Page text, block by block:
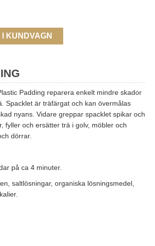
I KUNDVAGN
Padding reparera enkelt mindre skador
Spacklet är träfärgat och kan övermålas
nyans. Vidare greppar spacklet spikar och
fyller och ersätter trä i golv, möbler och
dörrar.
på ca 4 minuter.
saltlösningar, organiska lösningsmedel,